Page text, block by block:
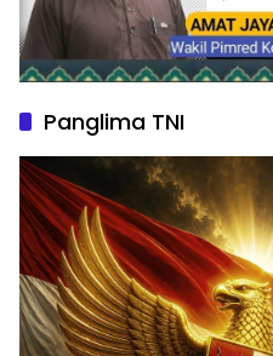
Panglima TNI